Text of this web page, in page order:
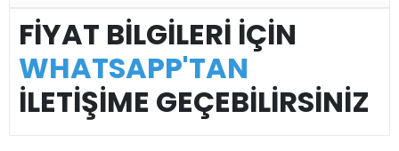
FİYAT BİLGİLERİ İÇİN
WHATSAPP'TAN
İLETİŞİME GEÇEBİLİRSİNİZ